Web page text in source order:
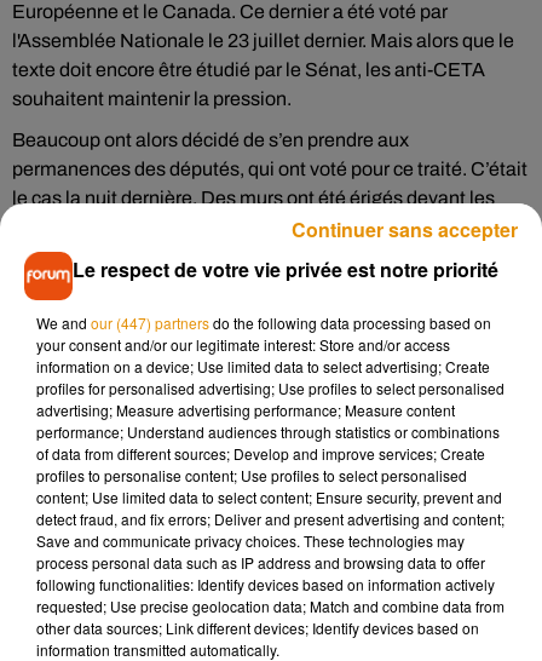
Européenne et le Canada. Ce dernier a été voté par
l'Assemblée Nationale le 23 juillet dernier. Mais alors que le
texte doit encore être étudié par le Sénat, les anti-CETA
souhaitent maintenir la pression.
Beaucoup ont alors décidé de s’en prendre aux
permanences des députés, qui ont voté pour ce traité. C’était
le cas la nuit dernière. Des murs ont été érigés devant les
permanences, avec des tags sur ces murs et du fumier. Autre
exemple en date, le 1er août dernier : la permanence
député des Deux-Sèvres
Jean-Marie Fievet avait été
dégradée pour la deuxième fois en moins de deux semaines.
Le syndicat agricole Jeunes Agriculteurs 86 demande aux
députés de revenir sur leur décision, lors du prochain
passage à l’Assemblée Nationale ; aux sénateurs qu’ils
votent contre le CETA, et au gouvernement qu’il «défende
tous les maillons de la filière agricole française». Les anti-
CETA estiment en effet que ce traité de libre-échange est
une menace pour l’agriculture française.
Le respect de votre vie privée est notre priorité
We and our (447) partnersdo the following data processing based on
your consent and/or our legitimate interest: Store and/or access
information on a device; Use limited data to select advertising; Create
profiles for personalised advertising; Use profiles to select personalised
advertising; Measure advertising performance; Measure content
performance; Understand audiences through statistics or combinations
of data from different sources; Develop and improve services; Create
profiles to personalise content; Use profiles to select personalised
content; Use limited data to select content; Ensure security, prevent and
detect fraud, and fix errors; Deliver and present advertising and content;
Save and communicate privacy choices. These technologies may
process personal data such as IP address and browsing data to offer
following functionalities: Identify devices based on information actively
requested; Use precise geolocation data; Match and combine data from
other data sources; Link different devices; Identify devices based on
information transmitted automatically.
Continuer sans accepter